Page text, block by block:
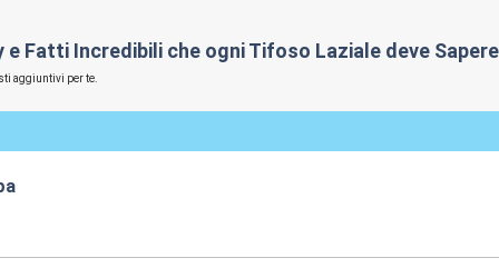
Fatti Incredibili che ogni Tifoso Laziale deve
aggiuntivi per te.